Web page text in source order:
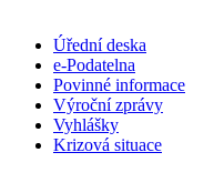
Úřední deska
e-Podatelna
Povinné informace
Výroční zprávy
Vyhlášky
Krizová situace